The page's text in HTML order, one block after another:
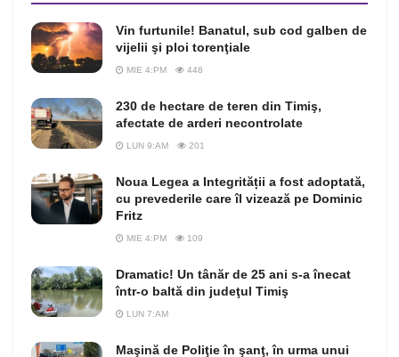
Vin furtunile! Banatul, sub cod galben de
vijelii şi ploi torenţiale
MIE 4:PM 448
230 de hectare de teren din Timiş,
afectate de arderi necontrolate
LUN 9:AM 201
Noua Legea a Integrității a fost adoptată,
cu prevederile care îl vizează pe Dominic
Fritz
MIE 4:PM 109
Dramatic! Un tânăr de 25 ani s-a înecat
într-o baltă din judeţul Timiş
LUN 7:AM
Maşină de Poliţie în şanţ, în urma unui